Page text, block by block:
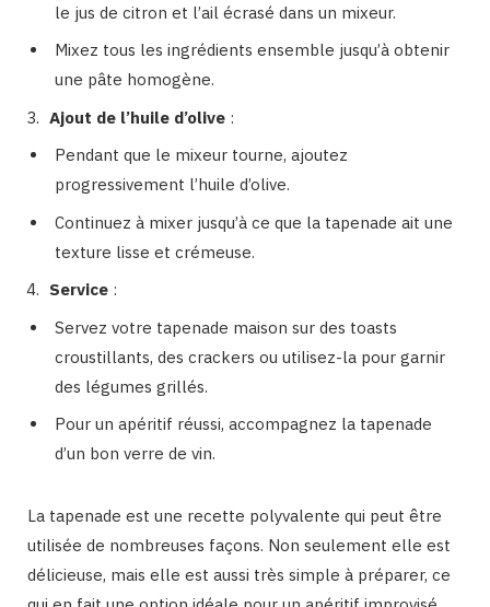
le jus de citron et l’ail écrasé dans un mixeur.
Mixez tous les ingrédients ensemble jusqu’à obtenir
une pâte homogène.
Ajout de l’huile d’olive :
Pendant que le mixeur tourne, ajoutez
progressivement l’huile d’olive.
Continuez à mixer jusqu’à ce que la tapenade ait une
texture lisse et crémeuse.
Service :
Servez votre tapenade maison sur des toasts
croustillants, des crackers ou utilisez-la pour garnir
des légumes grillés.
Pour un apéritif réussi, accompagnez la tapenade
d’un bon verre de vin.
La tapenade est une recette polyvalente qui peut être
utilisée de nombreuses façons. Non seulement elle est
délicieuse, mais elle est aussi très simple à préparer, ce